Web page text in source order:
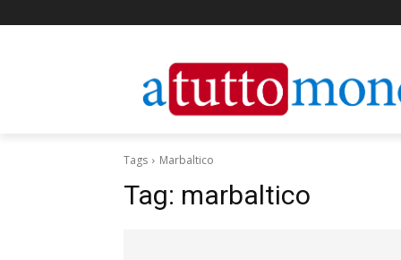
Tags Marbaltico
Tag: marbaltico